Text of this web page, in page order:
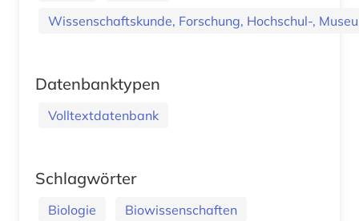
Wissenschaftskunde, Forschung, Hochschul-,
Datenbanktypen
Volltextdatenbank
Schlagwörter
Biologie
Biowissenschaften